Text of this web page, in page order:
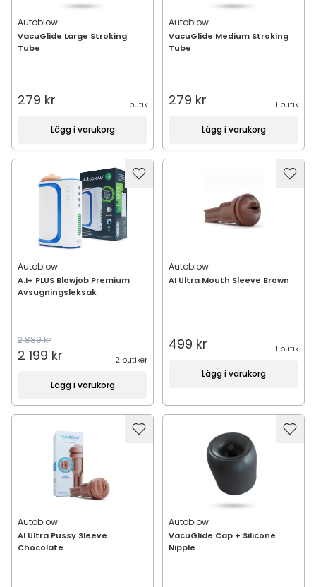
Autoblow
VacuGlide Large Stroking
Tube
279 kr 1 butik
Lägg i varukorg
Autoblow
VacuGlide Medium Stroking
Tube
279 kr 1 butik
Lägg i varukorg
Autoblow
A.I+ PLUS Blowjob Premium
Avsugningsleksak
2 889 kr
2 199 kr 2 butiker
Lägg i varukorg
Autoblow
AI Ultra Mouth Sleeve Brown
499 kr 1 butik
Lägg i varukorg
Autoblow
AI Ultra Pussy Sleeve
Chocolate
Autoblow
VacuGlide Cap + Silicone
Nipple